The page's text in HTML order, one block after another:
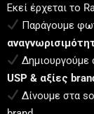
Εκεί έρχεται το
Παράγουμε
Δημιουργούμε
USP & αξίες
Δίνουμε στα